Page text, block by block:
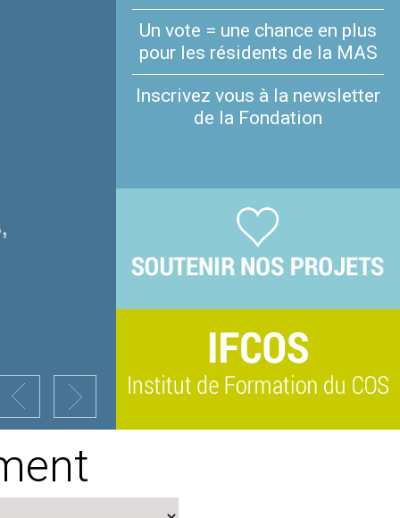
Un vote = une chance en plus
pour les résidents de la MAS
Inscrivez vous à la newsletter
de la Fondation